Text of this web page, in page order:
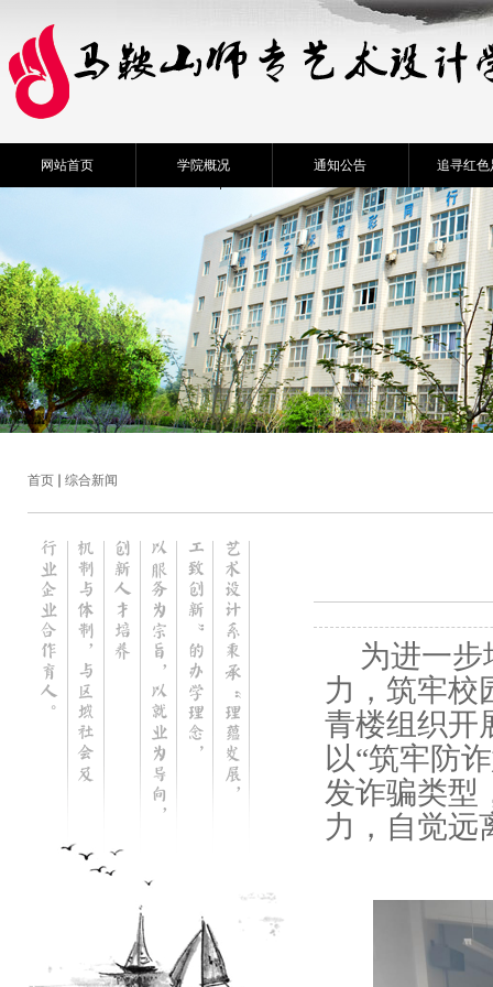
网站首页 学院概况 通知公告 追寻红色
首页 综合新闻
为进一
力，筑牢校
青楼组织开
以“筑牢防
发诈骗类型
力，自觉远